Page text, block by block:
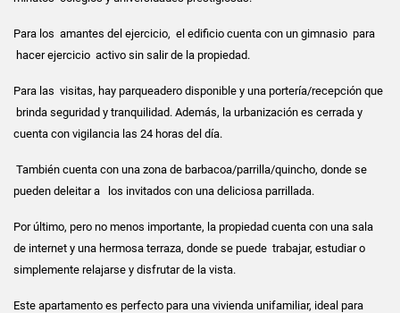
Para los amantes del ejercicio, el edificio cuenta con un gimnasio para
hacer ejercicio activo sin salir de la propiedad.
Para las visitas, hay parqueadero disponible y una portería/recepción que
brinda seguridad y tranquilidad. Además, la urbanización es cerrada y
cuenta con vigilancia las 24 horas del día.
También cuenta con una zona de barbacoa/parrilla/quincho, donde se
pueden deleitar a los invitados con una deliciosa parrillada.
Por último, pero no menos importante, la propiedad cuenta con una sala
de internet y una hermosa terraza, donde se puede trabajar, estudiar o
simplemente relajarse y disfrutar de la vista.
Este apartamento es perfecto para una vivienda unifamiliar, ideal para